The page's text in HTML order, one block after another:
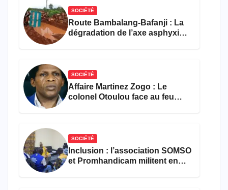
SOCIÉTÉ
Route Bambalang-Bafanji : La
dégradation de l’axe asphyxie
SOCIÉTÉ
Affaire Martinez Zogo : Le
colonel Otoulou face au feu
SOCIÉTÉ
Inclusion : l’association SOMSO
et Promhandicam militent en